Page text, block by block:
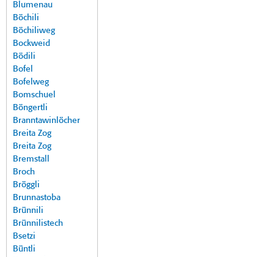
Blumenau
Böchili
Böchiliweg
Bockweid
Bödili
Bofel
Bofelweg
Bomschuel
Böngertli
Branntawinlöcher
Breita Zog
Breita Zog
Bremstall
Broch
Bröggli
Brunnastoba
Brünnili
Brünnilistech
Bsetzi
Büntli